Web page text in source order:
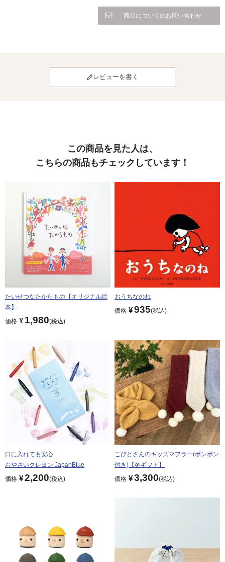
商品についてのお問い合わせ
レビューを書く
この商品を見た人は、
こちらの商品もチェックしています！
たいせつなたからもの【オリジナル絵
本】
価格 ¥ 1,980 税込
おうちなのね
価格 ¥935 税込
口に入れても安心
おやさいクレヨン JapanBlue
価格 ¥2,200 税込
こびとさんのキッズマフラー(ポンポン
付き)【冬ギフト】
価格 ¥3,300 税込